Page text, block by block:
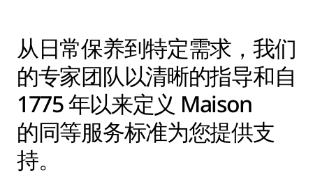
从日常保养到特定需求，我们
的专家团队以清晰的指导和自
1775 年以来定义 Maison
的同等服务标准为您提供支
持。